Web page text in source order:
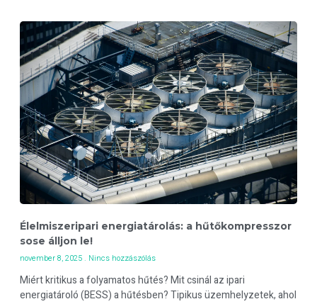
Élelmiszeripari energiatárolás: a hűtőkompresszor
sose álljon le!
november 8, 2025 Nincs hozzászólás
Miért kritikus a folyamatos hűtés? Mit csinál az ipari
energiatároló (BESS) a hűtésben? Tipikus üzemhelyzetek, ahol